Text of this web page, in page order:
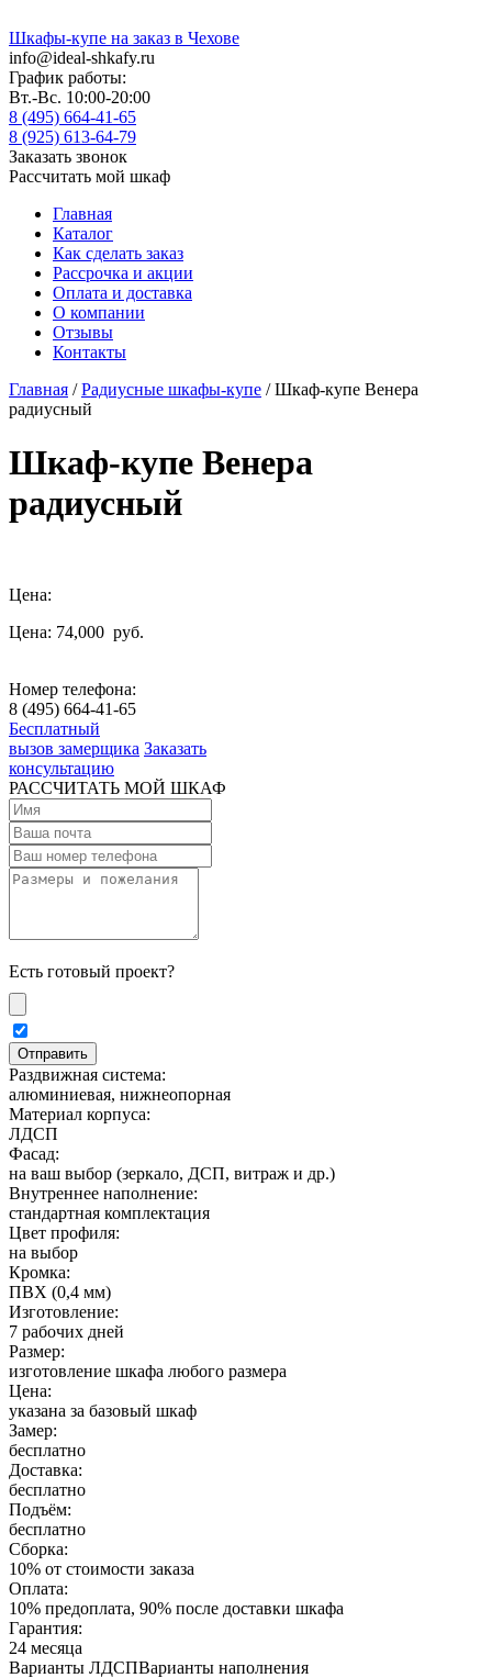
Шкафы-купе на заказ в Чехове
info@ideal-shkafy.ru
График работы:
Вт.-Вс. 10:00-20:00
8 (495) 664-41-65
8 (925) 613-64-79
Заказать звонок
Рассчитать мой шкаф
Главная
Каталог
Как сделать заказ
Рассрочка и акции
Оплата и доставка
О компании
Отзывы
Контакты
Главная /Радиусные шкафы-купе / Шкаф-купе Венера
радиусный
Шкаф-купе Венера
радиусный
Цена:
Цена: 74,000 руб.
Номер телефона:
8 (495) 664-41-65
Бесплатный
вызов замерщика Заказать
консультацию
РАССЧИТАТЬ МОЙ ШКАФ
Есть готовый проект?
Раздвижная система:
алюминиевая, нижнеопорная
Материал корпуса:
ЛДСП
Фасад:
на ваш выбор (зеркало, ДСП, витраж и др.)
Внутреннее наполнение:
стандартная комплектация
Цвет профиля:
на выбор
Кромка:
ПВХ (0,4 мм)
Изготовление:
7 рабочих дней
Размер:
изготовление шкафа любого размера
Цена:
указана за базовый шкаф
Замер:
бесплатно
Доставка:
бесплатно
Подъём:
бесплатно
Сборка:
10% от стоимости заказа
Оплата:
10% предоплата, 90% после доставки шкафа
Гарантия:
24 месяца
Варианты ЛДСПВарианты наполнения